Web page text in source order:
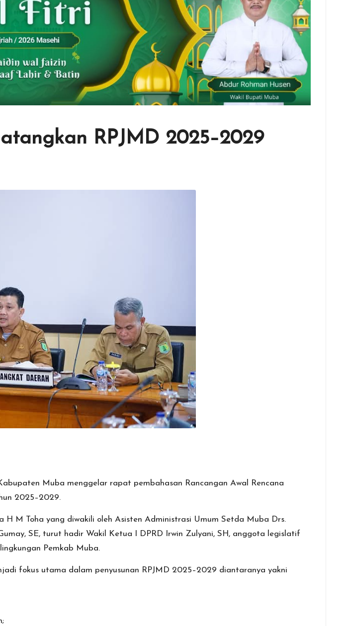
RPJMD 2025–2029
Muba menggelar rapat pembahasan Rancangan Awal Rencana
2025–2029.
M Toha yang diwakili oleh Asisten Administrasi Umum Setda Muba Drs.
SE, turut hadir Wakil Ketua I DPRD Irwin Zulyani, SH, anggota legislatif
Pemkab Muba.
fokus utama dalam penyusunan RPJMD 2025–2029 diantaranya yakni